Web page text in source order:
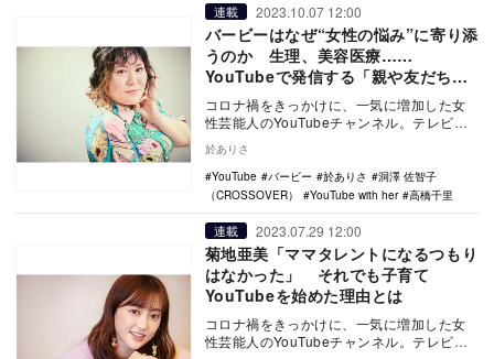
連載 2023.10.07 12:00
バービーはなぜ“女性の悩み”に寄り添
うのか 生理、美容医療……
YouTubeで発信する「親や友だちに
バレない有益な情報」
コロナ禍をきっかけに、一気に増加した女
性芸能人のYouTubeチャンネル。テレビ出
は…
於ありさ
YouTube
バービー 於ありさ
洞澤 佐智子
（CROSSOVER）
YouTube with her 高橋千里
連載 2023.07.29 12:00
菊地亜美「ママタレントになるつもり
はなかった」 それでも子育て
YouTubeを始めた理由とは
コロナ禍をきっかけに、一気に増加した女
性芸能人のYouTubeチャンネル。テレビ出